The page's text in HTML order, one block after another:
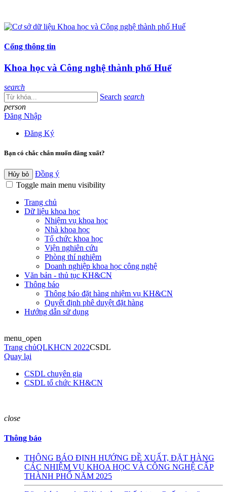
Cổng thông tin
Khoa học và Công nghệ thành phố Huế
search
Search search
person
Đăng Nhập
Đăng Ký
Bạn có chắc chắn muốn đăng xuất?
Hủy bỏ
Đồng ý
Toggle main menu visibility
Trang chủ
Dữ liệu khoa học
Nhiệm vụ khoa học
Nhà khoa học
Tổ chức khoa học
Viện nghiên cứu
Phòng thí nghiệm
Doanh nghiệp khoa học công nghệ
Văn bản - thủ tục KH&CN
Thông báo
Thông báo đặt hàng nhiệm vụ KH&CN
Quyết định phê duyệt đặt hàng
Hướng dẫn sử dụng
menu_open
Trang chủQLKHCN 2022CSDL
Quay lại
CSDL chuyên gia
CSDL tổ chức KH&CN
close
Thông báo
THÔNG BÁO ĐỊNH HƯỚNG ĐỀ XUẤT, ĐẶT HÀNG
CÁC NHIỆM VỤ KHOA HỌC VÀ CÔNG NGHỆ CẤP
THÀNH PHỐ NĂM 2025